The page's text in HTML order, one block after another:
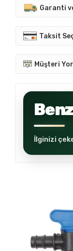
Garanti
Taksit
Müşteri
İlginizi